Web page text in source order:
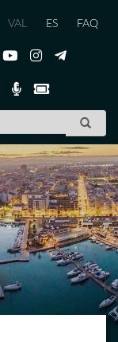
VAL ES FAQ